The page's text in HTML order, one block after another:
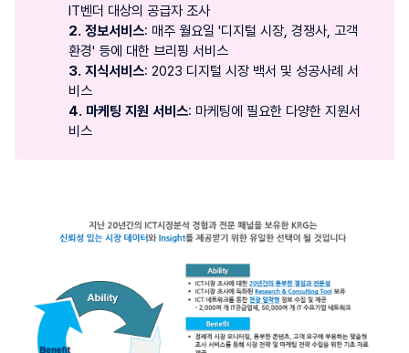
IT벤더 대상의 공급자 조사
2. 정보서비스: 매주 월요일 '디지털 시장, 경쟁사, 고객
환경' 등에 대한 브리핑 서비스
3. 지식서비스: 2023 디지털 시장 백서 및 성공사례 서
비스
4. 마케팅 지원 서비스: 마케팅에 필요한 다양한 지원서
비스